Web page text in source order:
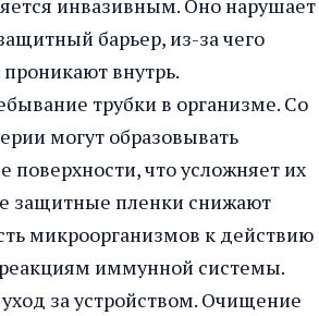
барьер, из-за чего
внутрь.
трубки в организме. Со
могут образовывать
поверхности, что усложняет их
защитные пленки снижают
микроорганизмов к действию
иммунной системы.
за устройством. Очищение